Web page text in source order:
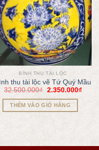
BÌNH THU TÀI LỘC
thu tài lộc vẽ Tứ Quý Mầu
32.500.000₫ 2.350.000₫
THÊM VÀO GIỎ HÀNG